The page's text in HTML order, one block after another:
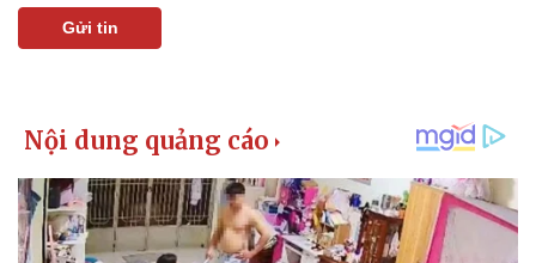
Kinh tế
Bất động sản
Thị trường
Giá vàng
Gửi tin